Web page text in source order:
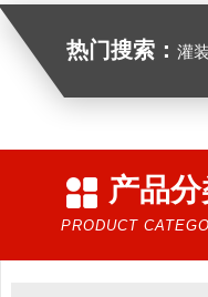
热门搜索： 灌
产品
PRODUCT